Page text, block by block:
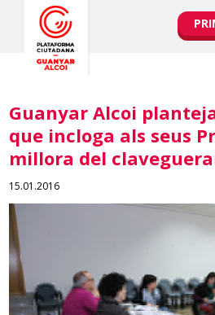
Guanyar Alcoi
que incloga als seus
millora del
15.01.2016